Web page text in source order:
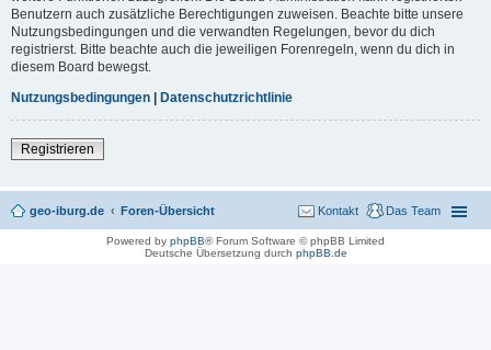
Benutzern auch zusätzliche Berechtigungen zuweisen. Beachte bitte unsere
Nutzungsbedingungen und die verwandten Regelungen, bevor du dich
registrierst. Bitte beachte auch die jeweiligen Forenregeln, wenn du dich in
diesem Board bewegst.
Nutzungsbedingungen | Datenschutzrichtlinie
Registrieren
geo-iburg.de Foren-Übersicht Das Team
Kontakt
Powered by phpBB® Forum Software © phpBB Limited
Deutsche Übersetzung durch phpBB.de